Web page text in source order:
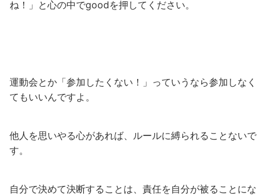
ね！」と心の中でgoodを押してください。
運動会とか「参加したくない！」っていうなら参加しなく
てもいいんですよ。
他人を思いやる心があれば、ルールに縛られることないで
す。
自分で決めて決断することは、責任を自分が被ることにな